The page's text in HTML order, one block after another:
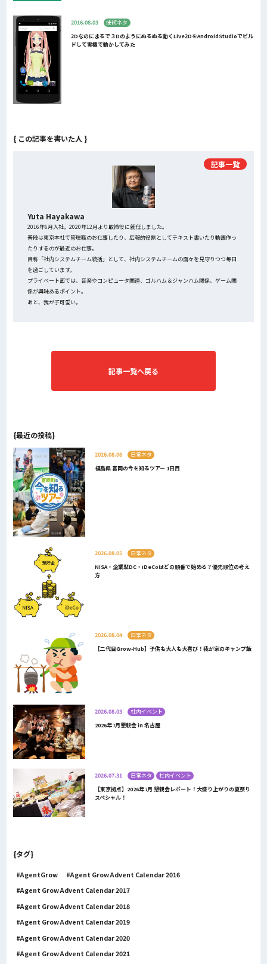
2016.08.03
技術ネタ
2Dなのにまるで３Dのようにぬるぬる動くLive2DをAndroidStudioでビル
ドして実機で動かしてみた
{ この記事を書いた人 }
Yuta Hayakawa
2016年6月入社。2020年12月より取締役に就任しました。
普段は東京本社で管理職のお仕事したり、広報的役割としてテキスト書いたり動画作っ
たりするのが最近のお仕事。
自称「社内システムチーム統括」として、社内システムチームの面々を見守りつつ毎日
を過ごしています。
プライベート面では、音楽やコンピュータ関連、ゴルハム＆ジャンハム関係、ゲーム関
係が興味あるポイント。
あと、我が子可愛い。
記事一覧
記事一覧へ戻る
{最近の投稿}
2026.08.06
日常ネタ
福島県 富岡の今を知るツアー 1日目
2026.08.05
日常ネタ
NISA・企業型DC・iDeCoはどの順番で始める？優先順位の考え
方
2026.08.04
日常ネタ
【二代目Grow-Hub】子供も大人も大喜び！我が家のキャンプ飯
2026.08.03
社内イベント
2026年7月懇親会 in 名古屋
2026.07.31 日常ネタ
社内イベント
【東京拠点】2026年7月 懇親会レポート！大盛り上がりの夏祭り
スペシャル！
{タグ}
AgentGrow
Agent Grow Advent Calendar 2016
Agent Grow Advent Calendar 2017
Agent Grow Advent Calendar 2018
Agent Grow Advent Calendar 2019
Agent Grow Advent Calendar 2020
Agent Grow Advent Calendar 2021